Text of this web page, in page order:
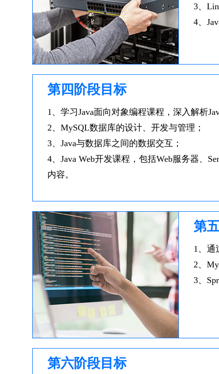
3、
4、
第四阶段目标
1、学习Java面向对象编程课程，深入解析
2、MySQL数据库的设计、开发与管理；
3、Java与数据库之间的数据交互；
4、Java Web开发课程，包括Web服务器、
内容。
第
1、通
2、
3、
第六阶段目标